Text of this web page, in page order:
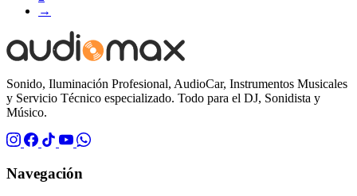
→
Sonido, Iluminación Profesional, AudioCar, Instrumentos Musicales
y Servicio Técnico especializado. Todo para el DJ, Sonidista y
Músico.
Navegación